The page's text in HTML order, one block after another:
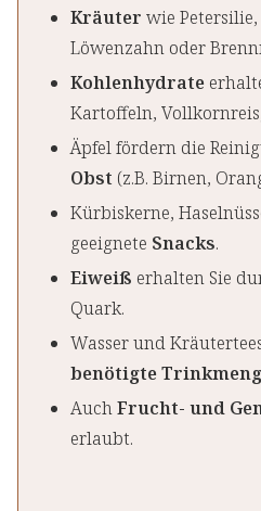
Kräuter wie
Löwenzahn oder
Kohlenhydrate
Kartoffeln,
Äpfel fördern die
Obst (z.B. Birnen,
Kürbiskerne,
geeignete Snacks.
Eiweiß erhalten Sie
Quark.
Wasser und
benötigte
AuchFrucht- und
erlaubt.